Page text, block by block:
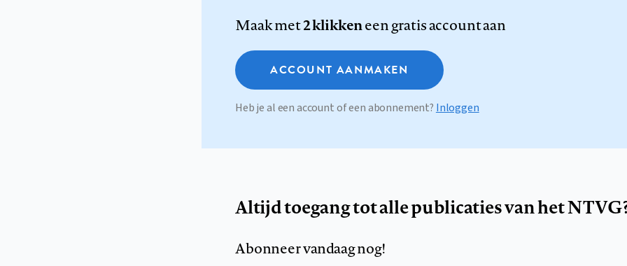
Maak met2 klikkeneen gratis account aan
ACCOUNT AANMAKEN
Heb je al een account of een abonnement? Inloggen
Altijd toegang tot alle publicaties van het
Abonneer vandaag nog!